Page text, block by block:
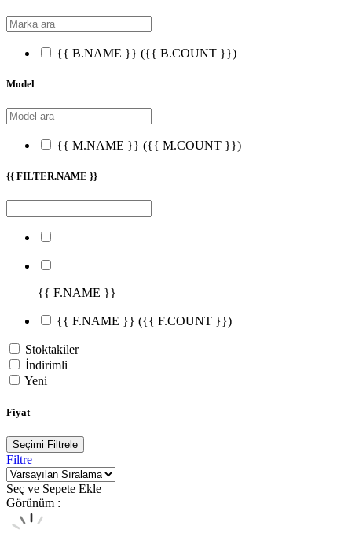
{{ B.NAME }} ({{ B.COUNT }})
Model
{{ M.NAME }} ({{ M.COUNT }})
{{ FILTER.NAME }}
{{ F.NAME }}
{{ F.NAME }} ({{ F.COUNT }})
Stoktakiler
İndirimli
Yeni
Fiyat
Seçimi Filtrele
Filtre
Seç ve Sepete Ekle
Görünüm :